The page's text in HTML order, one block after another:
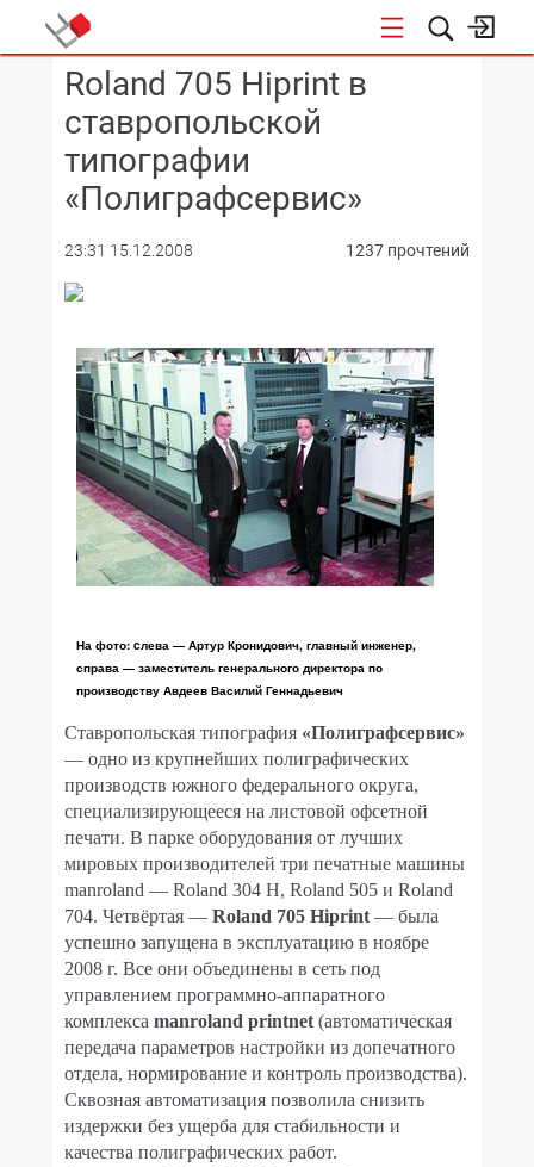
КОНФЕРЕНЦИИ
Roland 705 Hiprint в
ставропольской
типографии
«Полиграфсервис»
23:31 15.12.2008 1237 прочтений
На фото: cлева — Артур Кронидович, главный инженер,
справа — заместитель генерального директора по
производству Авдеев Василий Геннадьевич
Ставропольская типография «Полиграфсервис»
— одно из крупнейших полиграфических
производств южного федерального округа,
специализирующееся на листовой офсетной
печати. В парке оборудования от лучших
мировых производителей три печатные машины
manroland — Roland 304 H, Roland 505 и Roland
704. Четвёртая — Roland 705 Hiprint — была
успешно запущена в эксплуатацию в ноябре
2008 г. Все они объединены в сеть под
управлением программно-аппаратного
комплекса manroland printnet (автоматическая
передача параметров настройки из допечатного
отдела, нормирование и контроль производства).
Сквозная автоматизация позволила снизить
издержки без ущерба для стабильности и
качества полиграфических работ.